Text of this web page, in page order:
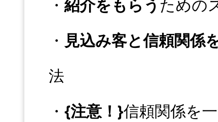
・ 紹介をもらう ための
・ 見込み客と信頼関係
法
・ {注意！}信頼関係を